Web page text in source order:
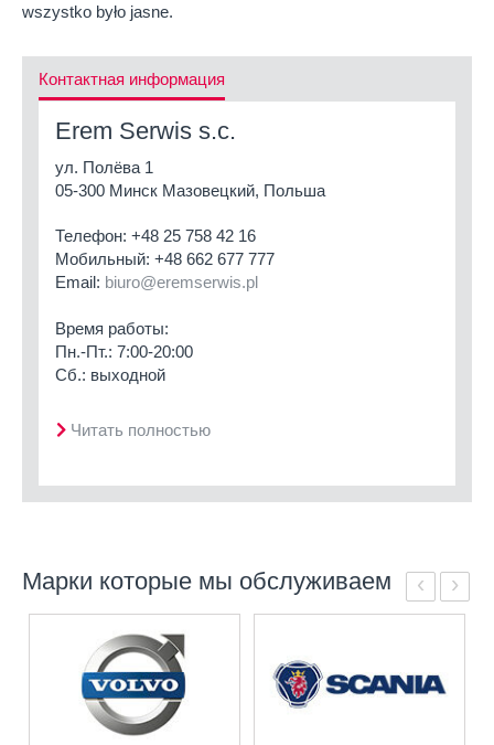
wszystko było jasne.
Контактная информация
Erem Serwis s.c.
ул. Полёва 1
05-300 Минск Мазовецкий, Польша
Телефон: +48 25 758 42 16
Мобильный: +48 662 677 777
Email: biuro@eremserwis.pl
Время работы:
Пн.-Пт.: 7:00-20:00
Сб.: выходной
Читать полностью
Марки которые мы обслуживаем ‹ ›